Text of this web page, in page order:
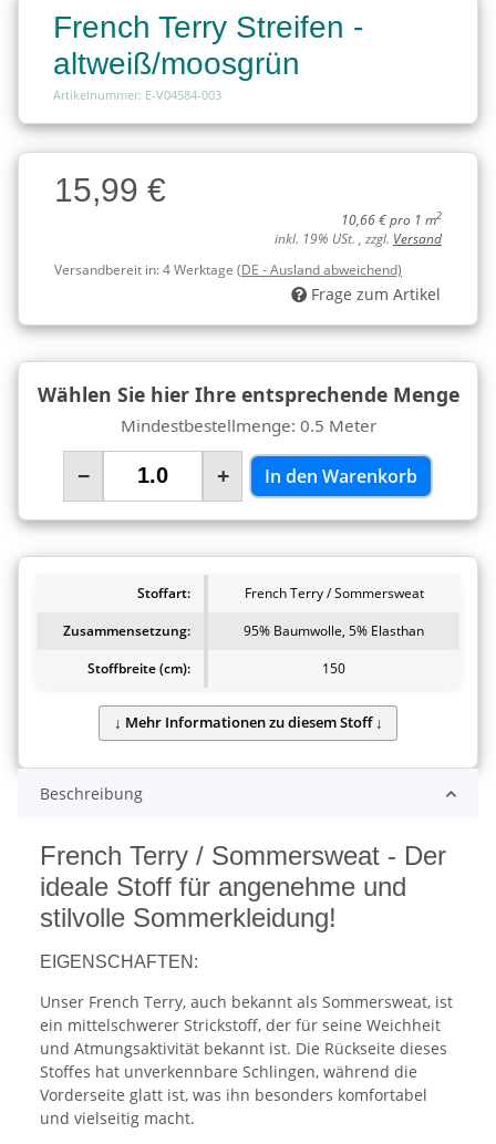
French Terry Streifen -
altweiß/moosgrün
Artikelnummer: E-V04584-003
Charge
Charge15,99 €
10,66 € pro 1 m2
inkl. 19% USt. , zzgl. Versand
Versandbereit in:4 Werktage (DE - Ausland abweichend)
Frage zum Artikel
Wählen Sie hier Ihre entsprechende Menge
Mindestbestellmenge: 0.5 Meter
− + In den Warenkorb
Stoffart:
French Terry / Sommersweat
Zusammensetzung:
95% Baumwolle, 5% Elasthan
Stoffbreite (cm):
150
Beschreibung
French Terry / Sommersweat - Der
ideale Stoff für angenehme und
stilvolle Sommerkleidung!
EIGENSCHAFTEN:
Unser French Terry, auch bekannt als Sommersweat, ist
ein mittelschwerer Strickstoff, der für seine Weichheit
und Atmungsaktivität bekannt ist. Die Rückseite dieses
Stoffes hat unverkennbare Schlingen, während die
Vorderseite glatt ist, was ihn besonders komfortabel
und vielseitig macht.